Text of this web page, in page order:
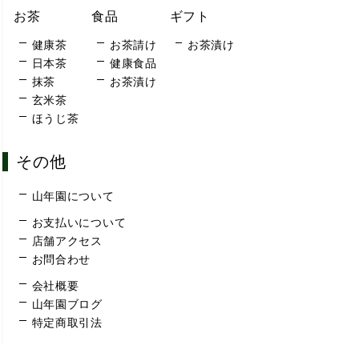
お茶
健康茶
日本茶
抹茶
玄米茶
ほうじ茶
食品
お茶請け
健康食品
お茶漬け
ギフト
お茶漬け
その他
山年園について
お支払いについて
店舗アクセス
お問合わせ
会社概要
山年園ブログ
特定商取引法